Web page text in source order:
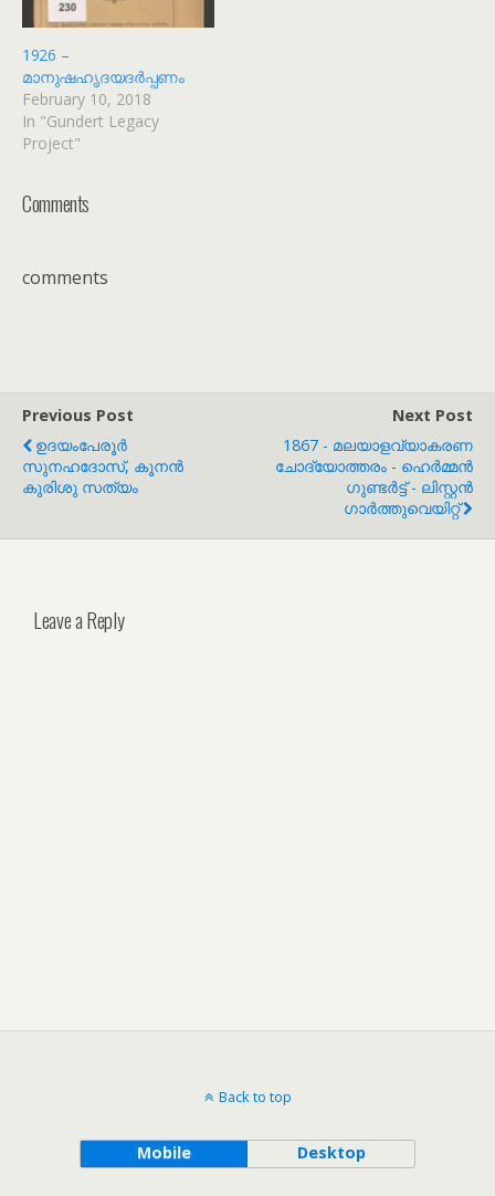
1926 –
മാനുഷഹൃദയദർപ്പണം
February 10, 2018
In "Gundert Legacy
Project"
Comments
comments
Previous Post
ഉദയംപേരൂർ
സുനഹദോസ്, കൂനൻ
കുരിശു സത്യം
Next Post
1867 - മലയാളവ്യാകരണ
ചോദ്യോത്തരം - ഹെർമ്മൻ
ഗുണ്ടർട്ട് - ലിസ്റ്റൻ
ഗാർത്തുവെയിറ്റ്
Leave a Reply
Back to top
Mobile Desktop